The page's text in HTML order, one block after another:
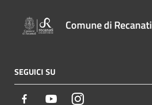
Comune di Recanati
SEGUICI SU
Facebook YoutubeInstagram